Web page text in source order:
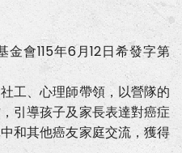
會115年6月12日希發字第
工、心理師帶領，以營隊的
引導孩子及家長表達對癌症
和其他癌友家庭交流，獲得